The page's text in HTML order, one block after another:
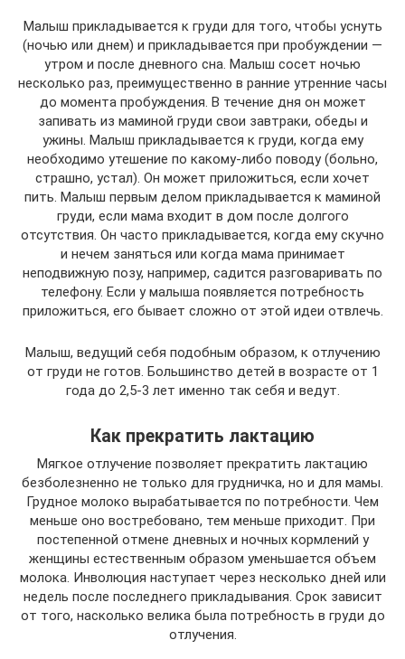
Малыш прикладывается к груди для того, чтобы уснуть
(ночью или днем) и прикладывается при пробуждении —
утром и после дневного сна. Малыш сосет ночью
несколько раз, преимущественно в ранние утренние часы
до момента пробуждения. В течение дня он может
запивать из маминой груди свои завтраки, обеды и
ужины. Малыш прикладывается к груди, когда ему
необходимо утешение по какому-либо поводу (больно,
страшно, устал). Он может приложиться, если хочет
пить. Малыш первым делом прикладывается к маминой
груди, если мама входит в дом после долгого
отсутствия. Он часто прикладывается, когда ему скучно
и нечем заняться или когда мама принимает
неподвижную позу, например, садится разговаривать по
телефону. Если у малыша появляется потребность
приложиться, его бывает сложно от этой идеи отвлечь.
Малыш, ведущий себя подобным образом, к отлучению
от груди не готов. Большинство детей в возрасте от 1
года до 2,5-3 лет именно так себя и ведут.
Как прекратить лактацию
Мягкое отлучение позволяет прекратить лактацию
безболезненно не только для грудничка, но и для мамы.
Грудное молоко вырабатывается по потребности. Чем
меньше оно востребовано, тем меньше приходит. При
постепенной отмене дневных и ночных кормлений у
женщины естественным образом уменьшается объем
молока. Инволюция наступает через несколько дней или
недель после последнего прикладывания. Срок зависит
от того, насколько велика была потребность в груди до
отлучения.